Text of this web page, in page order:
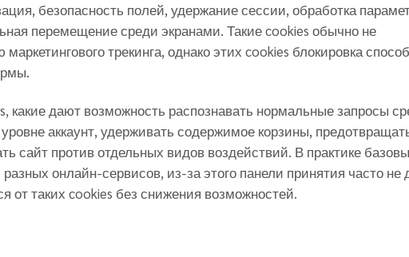
безопасность полей, удержание сессии, обработка
перемещение среди экранами. Такие cookies обычно не
трекинга, однако этих cookies блокировка
какие дают возможность распознавать нормальные запросы
аккаунт, удерживать содержимое корзины,
сайт против отдельных видов воздействий. В практике
онлайн-сервисов, из-за этого панели принятия часто не
от таких cookies без снижения возможностей.